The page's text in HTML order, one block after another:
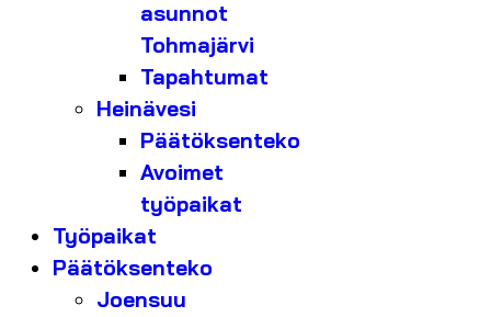
asunnot
Tohmajärvi
Tapahtumat
Heinävesi
Päätöksenteko
Avoimet
työpaikat
Työpaikat
Päätöksenteko
Joensuu